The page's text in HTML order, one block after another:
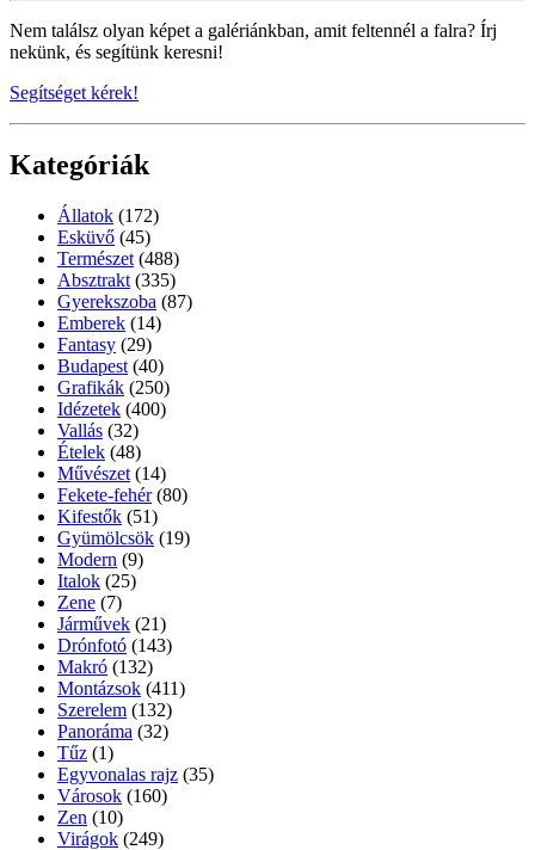
Nem találsz olyan képet a galériánkban, amit feltennél a falra? Írj
nekünk, és segítünk keresni!
Segítséget kérek!
Kategóriák
Állatok (172)
Esküvő (45)
Természet (488)
Absztrakt (335)
Gyerekszoba (87)
Emberek (14)
Fantasy (29)
Budapest (40)
Grafikák (250)
Idézetek (400)
Vallás (32)
Ételek (48)
Művészet (14)
Fekete-fehér (80)
Kifestők (51)
Gyümölcsök (19)
Modern (9)
Italok (25)
Zene (7)
Járművek (21)
Drónfotó (143)
Makró (132)
Montázsok (411)
Szerelem (132)
Panoráma (32)
Tűz (1)
Egyvonalas rajz (35)
Városok (160)
Zen (10)
Virágok (249)